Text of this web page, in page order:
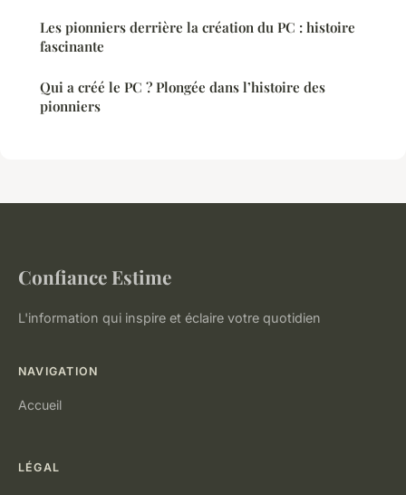
Les pionniers derrière la création du PC : histoire
fascinante
Qui a créé le PC ? Plongée dans l’histoire des
pionniers
Confiance Estime
L'information qui inspire et éclaire votre quotidien
NAVIGATION
Accueil
LÉGAL